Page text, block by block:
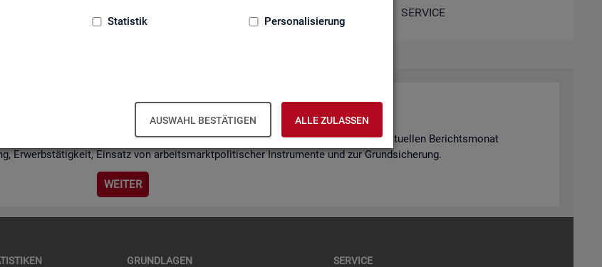
Statistik Personalisierung
AUSWAHL BESTÄTIGEN ALLE ZULASSEN
SERVICE
Mo­nats­be­richt
am Ar­beits- und Aus­bil­dungs­markt in Deutsch­land. Er in­for­miert für den ak­tu­el­len Be­richts­mo­nat
Er­werbs­tä­tig­keit, Ein­satz von ar­beits­markt­po­li­ti­scher In­stru­men­te und zur Grund­si­che­rung.
WEI­TER
GRUND­LA­GEN
SER­VICE